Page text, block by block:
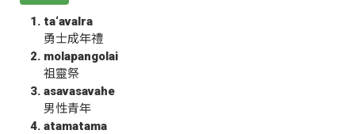
ta‘avalra
勇士成年禮
molapangolai
祖靈祭
asavasavahe
男性青年
atamatama